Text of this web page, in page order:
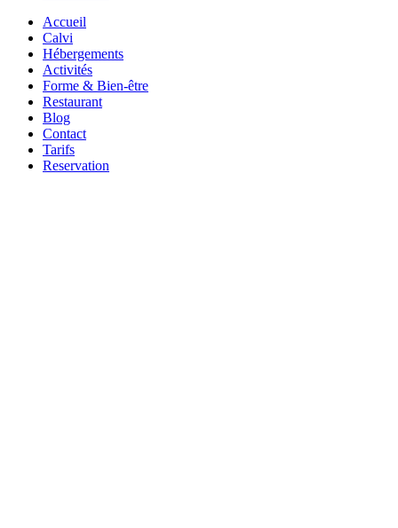
Accueil
Calvi
Hébergements
Activités
Forme & Bien-être
Restaurant
Blog
Contact
Tarifs
Reservation